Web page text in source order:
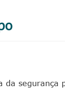
da segurança